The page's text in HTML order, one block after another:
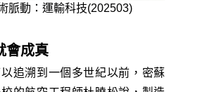
脈動：運輸科技(202503)
會成真
追溯到一個多世紀以前，密蘇